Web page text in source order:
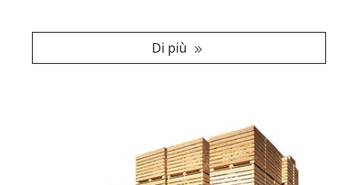
Di più